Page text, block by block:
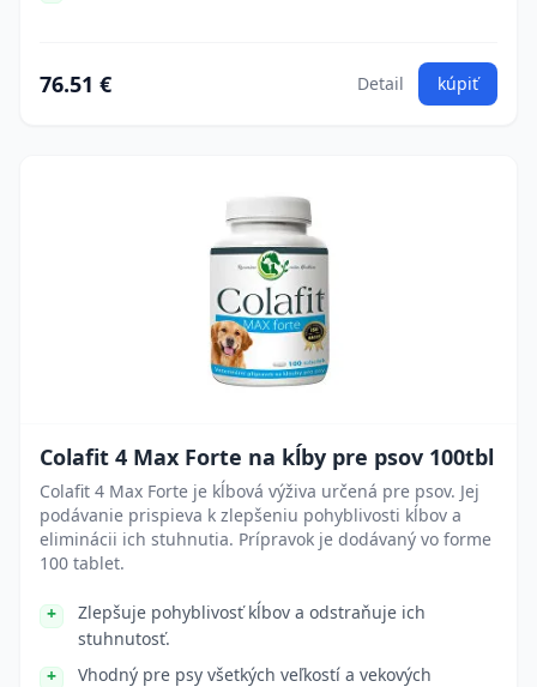
76.51 € Detail kúpiť
Colafit 4 Max Forte na kĺby pre psov 100tbl
Colafit 4 Max Forte je kĺbová výživa určená pre psov. Jej
podávanie prispieva k zlepšeniu pohyblivosti kĺbov a
eliminácii ich stuhnutia. Prípravok je dodávaný vo forme
100 tablet.
Zlepšuje pohyblivosť kĺbov a odstraňuje ich
stuhnutosť.
Vhodný pre psy všetkých veľkostí a vekových